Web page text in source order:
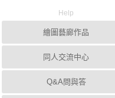
Help
繪圖藝廊作品
同人交流中心
Q&A問與答